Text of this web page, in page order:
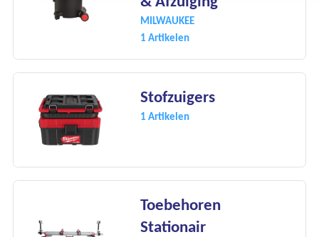
MILWAUKEE
1 Artikelen
Stofzuigers
1 Artikelen
Toebehoren
Stationair